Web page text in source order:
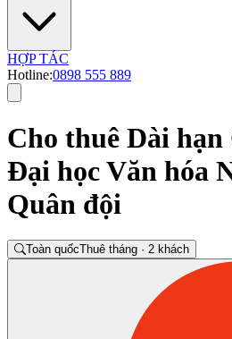
HỢP TÁC
Hotline:0898 555 889
Cho thuê Dài
Đại học Văn hóa
Quân đội
Toàn quốcThuê tháng · 2 khách